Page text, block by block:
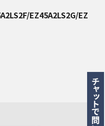
EZ45A2LS2G/EZ